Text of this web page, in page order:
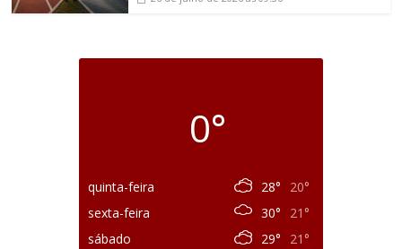
0°
quinta-feira 28°
20°
sexta-feira
30°
21°
sábado
29°
21°